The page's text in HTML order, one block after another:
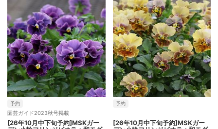
予約
園芸ガイド2023秋号掲載
[26年10月中下旬予約]MSKガー
予約
[26年10月中下旬予約]MSKガー